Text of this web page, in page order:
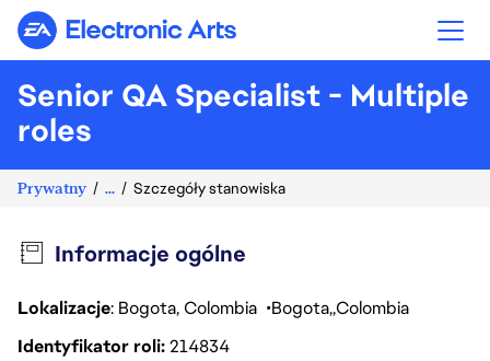
Electronic Arts
Senior QA Specialist - Multiple
roles
Prywatny ... Szczegóły stanowiska
Informacje ogólne
Lokalizacje: Bogota, Colombia Bogota Colombia
Identyfikator roli214834